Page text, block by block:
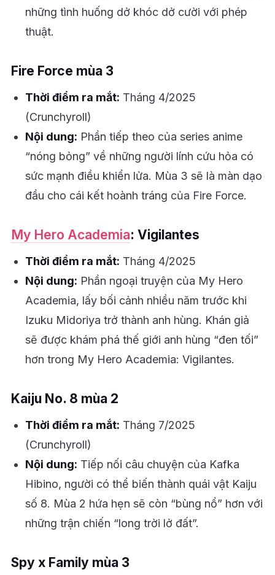
những tình huống dở khóc dở cười với phép
thuật.
Fire Force mùa 3
Thời điểm ra mắt: Tháng 4/2025
(Crunchyroll)
Nội dung: Phần tiếp theo của series anime
“nóng bỏng” về những người lính cứu hỏa có
sức mạnh điều khiển lửa. Mùa 3 sẽ là màn dạo
đầu cho cái kết hoành tráng của Fire Force.
My Hero Academia: Vigilantes
Thời điểm ra mắt: Tháng 4/2025
Nội dung: Phần ngoại truyện của My Hero
Academia, lấy bối cảnh nhiều năm trước khi
Izuku Midoriya trở thành anh hùng. Khán giả
sẽ được khám phá thế giới anh hùng “đen tối”
hơn trong My Hero Academia: Vigilantes.
Kaiju No. 8 mùa 2
Thời điểm ra mắt: Tháng 7/2025
(Crunchyroll)
Nội dung: Tiếp nối câu chuyện của Kafka
Hibino, người có thể biến thành quái vật Kaiju
số 8. Mùa 2 hứa hẹn sẽ còn “bùng nổ” hơn với
những trận chiến “long trời lở đất”.
Spy x Family mùa 3